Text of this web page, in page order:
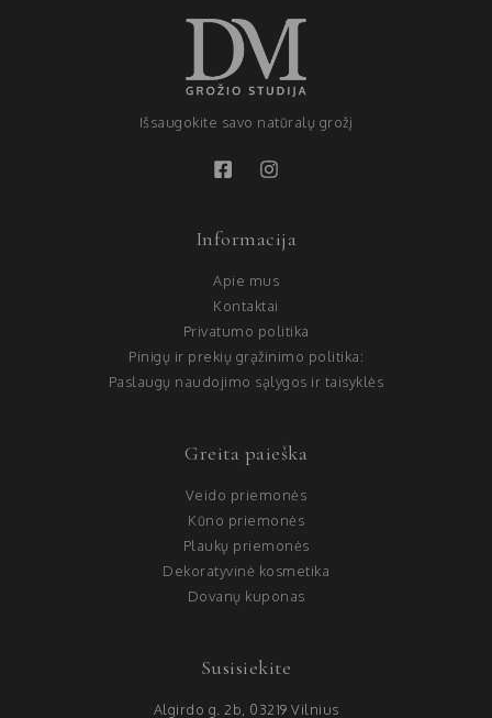
Išsaugokite savo natūralų grožį
Informacija
Apie mus
Kontaktai
Privatumo politika
Pinigų ir prekių grąžinimo politika:
Paslaugų naudojimo sąlygos ir taisyklės
Greita paieška
Veido priemonės
Kūno priemonės
Plaukų priemonės
Dekoratyvinė kosmetika
Dovanų kuponas
Susisiekite
Algirdo g. 2b, 03219 Vilnius